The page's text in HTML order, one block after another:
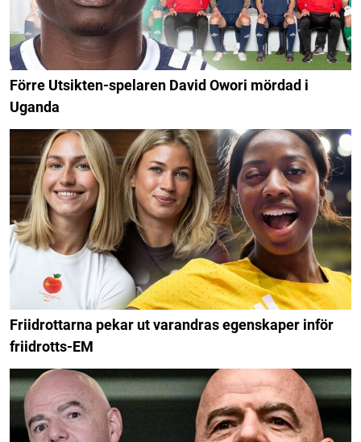
Förre Utsikten-spelaren David Owori mördad i
Uganda
Friidrottarna pekar ut varandras egenskaper inför
friidrotts-EM